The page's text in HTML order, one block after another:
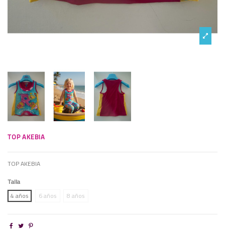
TOP AKEBIA
TOP AKEBIA
Talla
4 años
6 años 8 años